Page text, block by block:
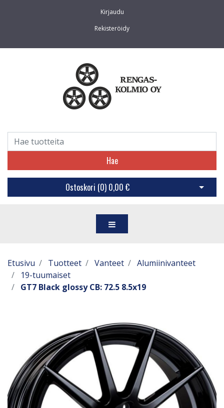
Kirjaudu
Rekisteröidy
Hae
Ostoskori (0) 0,00 € Avaa
Etusivu Tuotteet Vanteet
Alumiinivanteet
19-tuumaiset
GT7 Black glossy CB: 72.5 8.5x19